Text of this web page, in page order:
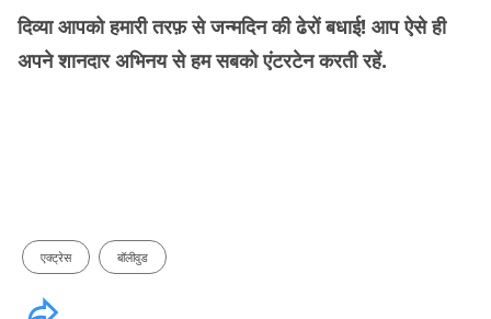
दिव्या आपको हमारी तरफ़ से जन्मदिन की ढेरों बधाई! आप ऐसे ही
अपने शानदार अभिनय से हम सबको एंटरटेन करती रहें.
एक्ट्रेस बॉलीवुड